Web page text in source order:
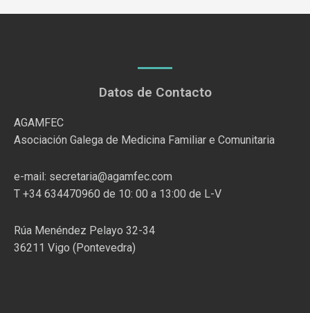
Datos de Contacto
AGAMFEC
Asociación Galega de Medicina Familiar e Comunitaria
e-mail: secretaria@agamfec.com
T +34 634470960 de 10: 00 a 13:00 de L-V
Rúa Menéndez Pelayo 32-34
36211 Vigo (Pontevedra)